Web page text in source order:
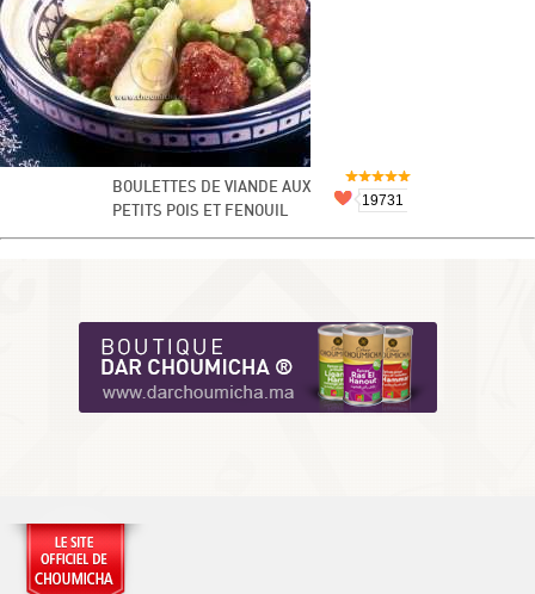
BOULETTES DE VIANDE AUX
PETITS POIS ET FENOUIL
19731